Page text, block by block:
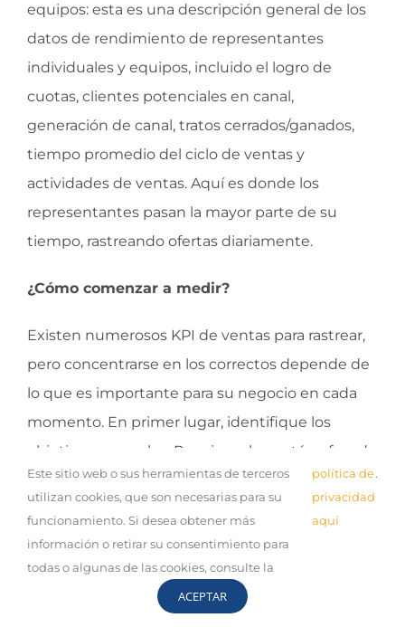
equipos: esta es una descripción general de los
datos de rendimiento de representantes
individuales y equipos, incluido el logro de
cuotas, clientes potenciales en canal,
generación de canal, tratos cerrados/ganados,
tiempo promedio del ciclo de ventas y
actividades de ventas. Aquí es donde los
representantes pasan la mayor parte de su
tiempo, rastreando ofertas diariamente.
¿Cómo comenzar a medir?
Existen numerosos KPI de ventas para rastrear,
pero concentrarse en los correctos depende de
lo que es importante para su negocio en cada
momento. En primer lugar, identifique los
objetivos generales. Por ejemplo, ¿está enfocado
en impulsar el crecimiento o maximizar los
ingresos con los recursos e inversiones
existentes?
Una vez que esté alineado con los objetivos
globales de su empresa, puede seleccionar KPI
Este sitio web o sus herramientas de terceros
utilizan cookies, que son necesarias para su
funcionamiento. Si desea obtener más
información o retirar su consentimiento para
todas o algunas de las cookies, consulte la
política de
privacidad
aquí
.
ACEPTAR